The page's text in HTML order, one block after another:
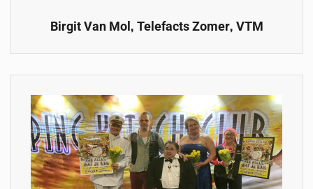
Birgit Van Mol , Telefacts Zomer, VTM